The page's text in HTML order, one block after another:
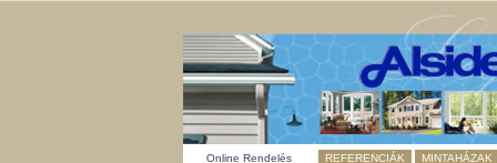
Online Rendelés REFERENCIÁK MINTAHÁZAK